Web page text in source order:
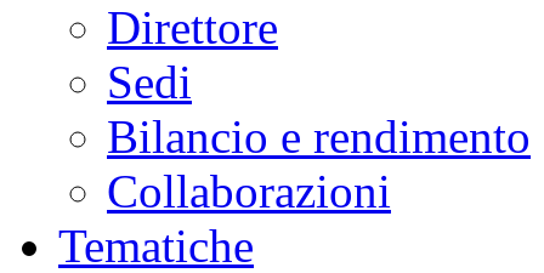
Direttore
Sedi
Bilancio e rendimento
Collaborazioni
Tematiche